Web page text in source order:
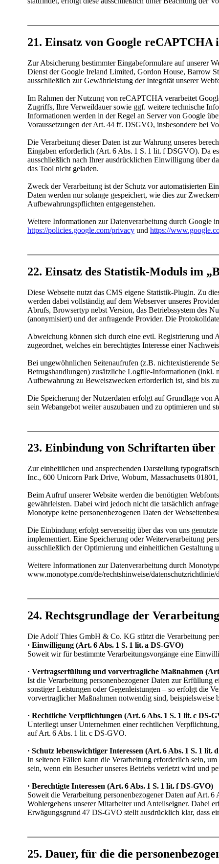
21. Einsatz von Google reCAPTCHA
Zur Absicherung bestimmter Eingabeformulare auf unserer
Dienst der Google Ireland Limited, Gordon House, Barrow
ausschließlich zur Gewährleistung der Integrität unserer
Im Rahmen der Nutzung von reCAPTCHA verarbeitet
Zugriffs, Ihre Verweildauer sowie ggf. weitere technische
Informationen werden in der Regel an Server von Google
Voraussetzungen der Art. 44 ff. DSGVO, insbesondere bei
Die Verarbeitung dieser Daten ist zur Wahrung unseres
Eingaben erforderlich (Art. 6 Abs. 1 S. 1 lit. f DSGVO). Da
ausschließlich nach Ihrer ausdrücklichen Einwilligung über
das Tool nicht geladen.
Zweck der Verarbeitung ist der Schutz vor automatisierten
Daten werden nur solange gespeichert, wie dies zur
Aufbewahrungspflichten entgegenstehen.
Weitere Informationen zur Datenverarbeitung durch Google
https:/​­/​­policies.google.com/​­privacy und https:/​­/​­
22. Einsatz des Statistik-Moduls im
Diese Webseite nutzt das CMS eigene Statistik-Plugin. Zu
werden dabei vollständig auf dem Webserver unseres
Abrufs, Browsertyp nebst Version, das Betriebssystem des
(anonymisiert) und der anfragende Provider. Die
Abweichung können sich durch eine evtl. Registrierung und
zugeordnet, welches ein berechtigtes Interesse einer
Bei ungewöhnlichen Seitenaufrufen (z.B. nichtexistierende
Betrugshandlungen) zusätzliche Logfile-Informationen (inkl.
Aufbewahrung zu Beweiszwecken erforderlich ist, sind bis
Die Speicherung der Nutzerdaten erfolgt auf Grundlage von
sein Webangebot weiter auszubauen und zu optimieren und
23. Einbindung von Schriftarten über
Zur einheitlichen und ansprechenden Darstellung
Inc., 600 Unicorn Park Drive, Woburn, Massachusetts
Beim Aufruf unserer Website werden die benötigten
gewährleisten. Dabei wird jedoch nicht die tatsächlich
Monotype keine personenbezogenen Daten der
Die Einbindung erfolgt serverseitig über das von uns
implementiert. Eine Speicherung oder Weiterverarbeitung
ausschließlich der Optimierung und einheitlichen Gestaltung
Weitere Informationen zur Datenverarbeitung durch
www.monotype.com/­de/­rechtshinweise/­
24. Rechtsgrundlage der Verarbeitung
Die Adolf Thies GmbH & Co. KG stützt die Verarbeitung
· Einwilligung (Art. 6 Abs. 1 S. 1 lit. a DS-GVO)
Soweit wir für bestimmte Verarbeitungsvorgänge eine
· Vertragserfüllung und vorvertragliche Maßnahmen
Ist die Verarbeitung personenbezogener Daten zur Erfüllung
sonstiger Leistungen oder Gegenleistungen – so erfolgt die
vorvertraglicher Maßnahmen notwendig sind, beispielsweise
· Rechtliche Verpflichtungen (Art. 6 Abs. 1 S. 1 lit. c DS-
Unterliegt unser Unternehmen einer rechtlichen
auf Art. 6 Abs. 1 lit. c DS-GVO.
· Schutz lebenswichtiger Interessen (Art. 6 Abs. 1 S. 1 lit.
In seltenen Fällen kann die Verarbeitung erforderlich sein,
sein, wenn ein Besucher unseres Betriebs verletzt wird und
· Berechtigte Interessen (Art. 6 Abs. 1 S. 1 lit. f DS-GVO)
Soweit die Verarbeitung personenbezogener Daten auf Art.
Wohlergehens unserer Mitarbeiter und Anteilseigner. Dabei
Erwägungsgrund 47 DS-GVO stellt ausdrücklich klar, dass
25. Dauer, für die die